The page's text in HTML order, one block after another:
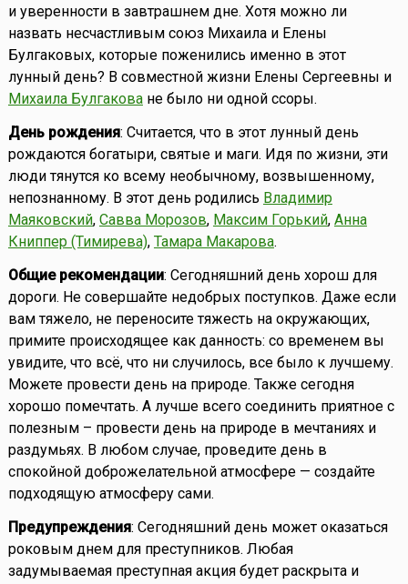
и уверенности в завтрашнем дне. Хотя можно ли
назвать несчастливым союз Михаила и Елены
Булгаковых, которые поженились именно в этот
лунный день? В совместной жизни Елены Сергеевны и
Михаила Булгаковане было ни одной ссоры.
День рождения: Считается, что в этот лунный день
рождаются богатыри, святые и маги. Идя по жизни, эти
люди тянутся ко всему необычному, возвышенному,
непознанному. В этот день родились Владимир
Маяковский, Савва Морозов, Максим Горький, Анна
Книппер (Тимирева), Тамара Макарова.
Общие рекомендации: Сегодняшний день хорош для
дороги. Не совершайте недобрых поступков. Даже если
вам тяжело, не переносите тяжесть на окружающих,
примите происходящее как данность: со временем вы
увидите, что всё, что ни случилось, все было к лучшему.
Можете провести день на природе. Также сегодня
хорошо помечтать. А лучше всего соединить приятное с
полезным – провести день на природе в мечтаниях и
раздумьях. В любом случае, проведите день в
спокойной доброжелательной атмосфере — создайте
подходящую атмосферу сами.
Предупреждения: Сегодняшний день может оказаться
роковым днем для преступников. Любая
задумываемая преступная акция будет раскрыта и